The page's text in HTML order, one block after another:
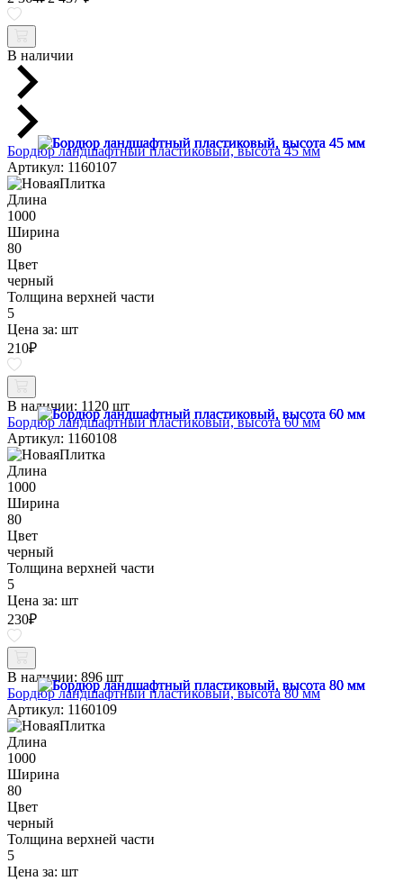
В наличии
Бордюр ландшафтный пластиковый, высота 45 мм
Артикул: 1160107
Длина
1000
Ширина
80
Цвет
черный
Толщина верхней части
5
Цена за: шт
210₽
В наличии: 1120 шт
Бордюр ландшафтный пластиковый, высота 60 мм
Артикул: 1160108
Длина
1000
Ширина
80
Цвет
черный
Толщина верхней части
5
Цена за: шт
230₽
В наличии: 896 шт
Бордюр ландшафтный пластиковый, высота 80 мм
Артикул: 1160109
Длина
1000
Ширина
80
Цвет
черный
Толщина верхней части
5
Цена за: шт